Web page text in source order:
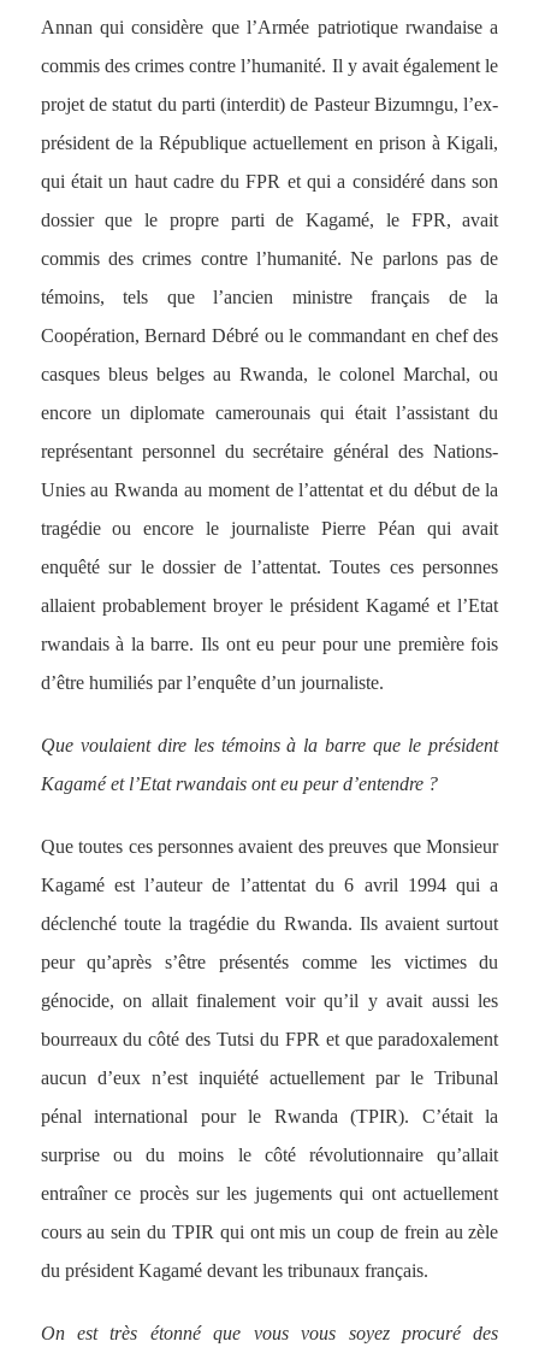
Annan qui considère que l’Armée patriotique rwandaise a
commis des crimes contre l’humanité. Il y avait également le
projet de statut du parti (interdit) de Pasteur Bizumngu, l’ex-
président de la République actuellement en prison à Kigali,
qui était un haut cadre du FPR et qui a considéré dans son
dossier que le propre parti de Kagamé, le FPR, avait
commis des crimes contre l’humanité. Ne parlons pas de
témoins, tels que l’ancien ministre français de la
Coopération, Bernard Débré ou le commandant en chef des
casques bleus belges au Rwanda, le colonel Marchal, ou
encore un diplomate camerounais qui était l’assistant du
représentant personnel du secrétaire général des Nations-
Unies au Rwanda au moment de l’attentat et du début de la
tragédie ou encore le journaliste Pierre Péan qui avait
enquêté sur le dossier de l’attentat. Toutes ces personnes
allaient probablement broyer le président Kagamé et l’Etat
rwandais à la barre. Ils ont eu peur pour une première fois
d’être humiliés par l’enquête d’un journaliste.
Que voulaient dire les témoins à la barre que le président
Kagamé et l’Etat rwandais ont eu peur d’entendre ?
Que toutes ces personnes avaient des preuves que Monsieur
Kagamé est l’auteur de l’attentat du 6 avril 1994 qui a
déclenché toute la tragédie du Rwanda. Ils avaient surtout
peur qu’après s’être présentés comme les victimes du
génocide, on allait finalement voir qu’il y avait aussi les
bourreaux du côté des Tutsi du FPR et que paradoxalement
aucun d’eux n’est inquiété actuellement par le Tribunal
pénal international pour le Rwanda (TPIR). C’était la
surprise ou du moins le côté révolutionnaire qu’allait
entraîner ce procès sur les jugements qui ont actuellement
cours au sein du TPIR qui ont mis un coup de frein au zèle
du président Kagamé devant les tribunaux français.
On est très étonné que vous vous soyez procuré des